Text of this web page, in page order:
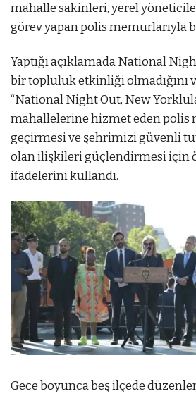
mahalle sakinleri, yerel
görev yapan polis memurlarıyla
Yaptığı açıklamada National
bir topluluk etkinliği olmadığını
“National Night Out, New
mahallelerine hizmet eden polis
geçirmesi ve şehrimizi güvenli
olan ilişkileri güçlendirmesi için
ifadelerini kullandı.
Gece boyunca beş ilçede